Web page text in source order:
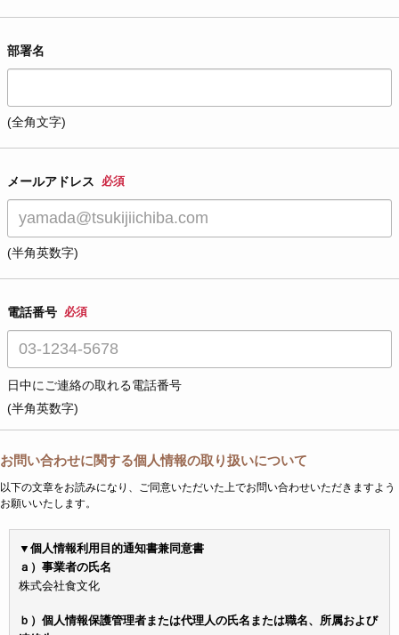
部署名
(全角文字)
メールアドレス 必須
(半角英数字)
電話番号 必須
日中にご連絡の取れる電話番号
(半角英数字)
お問い合わせに関する個人情報の取り扱いについて
以下の文章をお読みになり、ご同意いただいた上でお問い合わせいただきますよう
お願いいたします。
▼個人情報利用目的通知書兼同意書
ａ）事業者の氏名
株式会社食文化
ｂ）個人情報保護管理者または代理人の氏名または職名、所属および